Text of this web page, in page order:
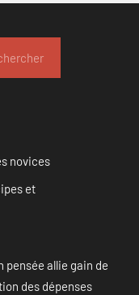
novices
et
pensée allie gain de
des dépenses